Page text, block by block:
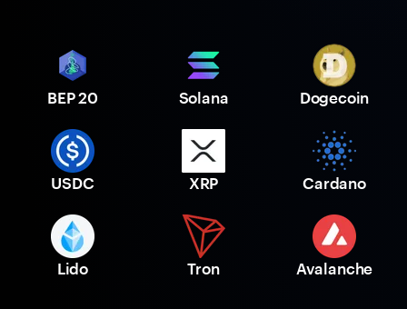
BEP 20 Solana Dogecoin
USDC XRP Cardano
Lido Tron Avalanche